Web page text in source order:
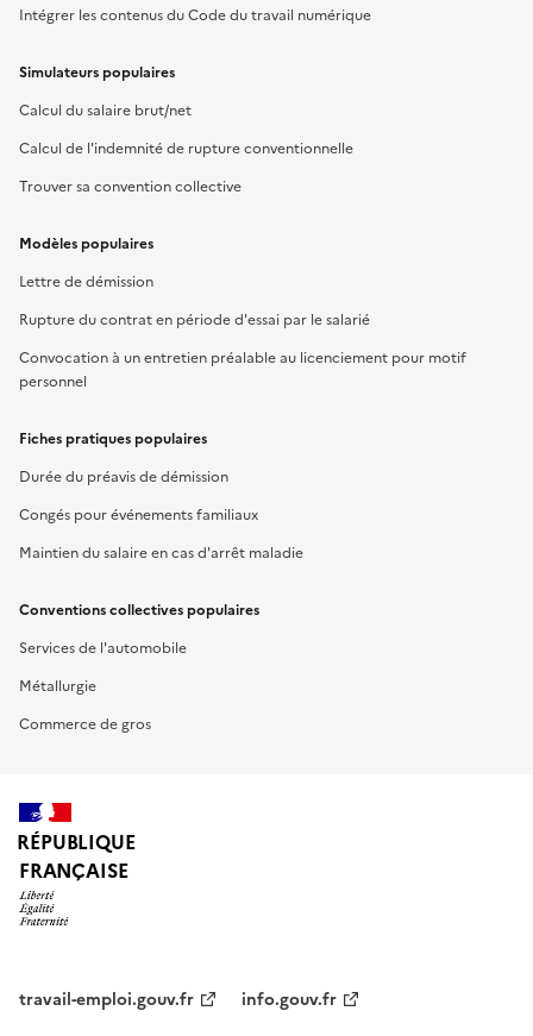
Intégrer les contenus du Code du travail numérique
Simulateurs populaires
Calcul du salaire brut/net
Calcul de l'indemnité de rupture conventionnelle
Trouver sa convention collective
Modèles populaires
Lettre de démission
Rupture du contrat en période d'essai par le salarié
Convocation à un entretien préalable au licenciement pour motif
personnel
Fiches pratiques populaires
Durée du préavis de démission
Congés pour événements familiaux
Maintien du salaire en cas d'arrêt maladie
Conventions collectives populaires
Services de l'automobile
Métallurgie
Commerce de gros
RÉPUBLIQUE
FRANÇAISE
travail-emploi.gouv.fr
info.gouv.fr